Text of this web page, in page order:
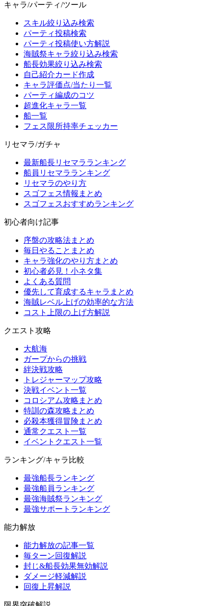
キャラ/パーティ/ツール
スキル絞り込み検索
パーティ投稿検索
パーティ投稿使い方解説
海賊祭キャラ絞り込み検索
船長効果絞り込み検索
自己紹介カード作成
キャラ評価点/当たり一覧
パーティ編成のコツ
超進化キャラ一覧
船一覧
フェス限所持率チェッカー
リセマラ/ガチャ
最新船長リセマラランキング
船員リセマラランキング
リセマラのやり方
スゴフェス情報まとめ
スゴフェスおすすめランキング
初心者向け記事
序盤の攻略法まとめ
毎日やることまとめ
キャラ強化のやり方まとめ
初心者必見！小ネタ集
よくある質問
優先して育成するキャラまとめ
海賊レベル上げの効率的な方法
コスト上限の上げ方解説
クエスト攻略
大航海
ガープからの挑戦
絆決戦攻略
トレジャーマップ攻略
決戦イベント一覧
コロシアム攻略まとめ
特訓の森攻略まとめ
必殺本獲得冒険まとめ
通常クエスト一覧
イベントクエスト一覧
ランキング/キャラ比較
最強船長ランキング
最強船員ランキング
最強海賊祭ランキング
最強サポートランキング
能力解放
能力解放の記事一覧
毎ターン回復解説
封じ&船長効果無効解説
ダメージ軽減解説
回復上昇解説